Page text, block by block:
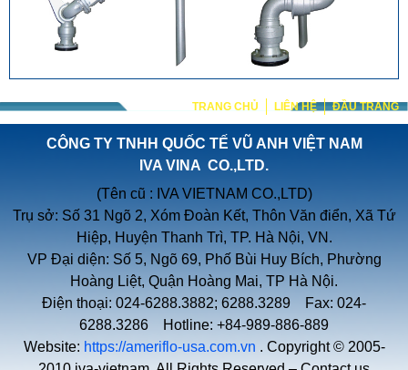
TRANG CHỦ LIÊN HỆ ĐẦU TRANG
CÔNG TY TNHH QUỐC TẾ VŨ ANH VIỆT NAM
IVA VINA CO.,LTD.
(Tên cũ : IVA VIETNAM CO.,LTD)
Trụ sở: Số 31 Ngõ 2, Xóm Đoàn Kết, Thôn Văn điển, Xã Tứ
Hiệp, Huyện Thanh Trì, TP. Hà Nội, VN.
VP Đại diện: Số 5, Ngõ 69, Phố Bùi Huy Bích, Phường
Hoàng Liệt, Quận Hoàng Mai, TP Hà Nội.
Điện thoại: 024-6288.3882; 6288.3289 Fax: 024-
6288.3286 Hotline: +84-989-886-889
Website: https://ameriflo-usa.com.vn . Copyright © 2005-